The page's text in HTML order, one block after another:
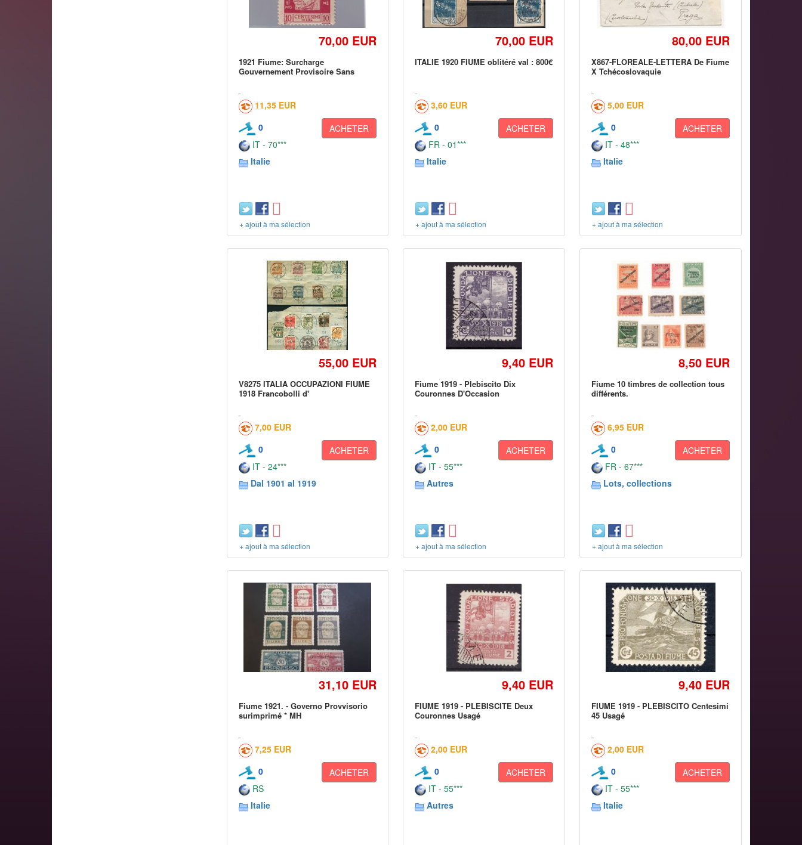
70,00 EUR
1921 Fiume: Surcharge
Gouvernement Provisoire Sans
11,35 EUR
0
ACHETER
IT - 70***
Italie
+ ajout à ma sélection
70,00 EUR
ITALIE 1920 FIUME oblitéré val : 800€
3,60 EUR
0
ACHETER
FR - 01***
Italie
+ ajout à ma sélection
80,00 EUR
X867-FLOREALE-LETTERA De Fiume
X Tchécoslovaquie
5,00 EUR
0
ACHETER
IT - 48***
Italie
+ ajout à ma sélection
55,00 EUR
V8275 ITALIA OCCUPAZIONI FIUME
1918 Francobolli d'
7,00 EUR
0
ACHETER
IT - 24***
Dal 1901 al 1919
+ ajout à ma sélection
9,40 EUR
Fiume 1919 - Plebiscito Dix
Couronnes D'Occasion
2,00 EUR
0
ACHETER
IT - 55***
Autres
+ ajout à ma sélection
8,50 EUR
Fiume 10 timbres de collection tous
différents.
6,95 EUR
0
ACHETER
FR - 67***
Lots, collections
+ ajout à ma sélection
31,10 EUR
Fiume 1921. - Governo Provvisorio
surimprimé * MH
7,25 EUR
0
ACHETER
RS
Italie
9,40 EUR
FIUME 1919 - PLEBISCITE Deux
Couronnes Usagé
2,00 EUR
0
ACHETER
IT - 55***
Autres
9,40 EUR
FIUME 1919 - PLEBISCITO Centesimi
45 Usagé
2,00 EUR
0
ACHETER
IT - 55***
Italie